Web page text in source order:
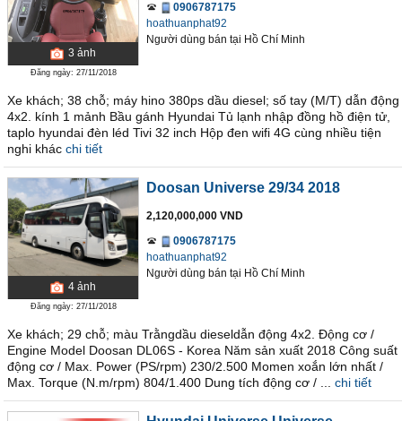
3 ảnh
Đăng ngày: 27/11/2018
0906787175
hoathuanphat92
Người dùng bán tại Hồ Chí Minh
Xe khách; 38 chỗ; máy hino 380ps dầu diesel; số tay (M/T) dẫn động
4x2. kính 1 mảnh Bầu gánh Hyundai Tủ lạnh nhập đồng hồ điện tử,
taplo hyundai đèn léd Tivi 32 inch Hộp đen wifi 4G cùng nhiều tiện
nghi khác chi tiết
4 ảnh
Đăng ngày: 27/11/2018
Doosan Universe 29/34 2018
2,120,000,000 VND
0906787175
hoathuanphat92
Người dùng bán tại Hồ Chí Minh
Xe khách; 29 chỗ; màu Trằngdầu dieseldẫn động 4x2. Động cơ /
Engine Model Doosan DL06S - Korea Năm sản xuất 2018 Công suất
động cơ / Max. Power (PS/rpm) 230/2.500 Momen xoắn lớn nhất /
Max. Torque (N.m/rpm) 804/1.400 Dung tích động cơ / ...
chi tiết